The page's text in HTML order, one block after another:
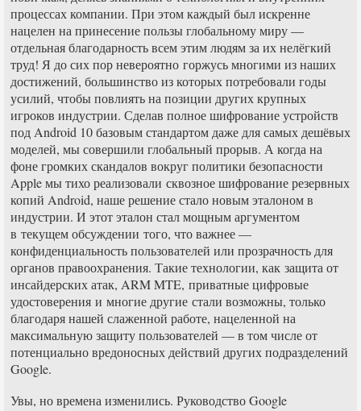
процессах компании. При этом каждый был искренне
нацелен на принесение пользы глобальному миру —
отдельная благодарность всем этим людям за их нелёгкий
труд! Я до сих пор невероятно горжусь многими из наших
достижений, большинство из которых потребовали годы
усилий, чтобы повлиять на позиции других крупных
игроков индустрии. Сделав полное шифрование устройств
под Android 10 базовым стандартом даже для самых дешёвых
моделей, мы совершили глобальный прорыв. А когда на
фоне громких скандалов вокруг политики безопасности
Apple мы тихо реализовали сквозное шифрование резервных
копий Android, наше решение стало новым эталоном в
индустрии. И этот эталон стал мощным аргументом
в текущем обсуждении того, что важнее —
конфиденциальность пользователей или прозрачность для
органов правоохранения. Такие технологии, как защита от
инсайдерских атак, ARM MTE, приватные цифровые
удостоверения и многие другие стали возможны, только
благодаря нашей слаженной работе, нацеленной на
максимальную защиту пользователей — в том числе от
потенциально вредоносных действий других подразделений
Google.
Увы, но времена изменились. Руководство Google